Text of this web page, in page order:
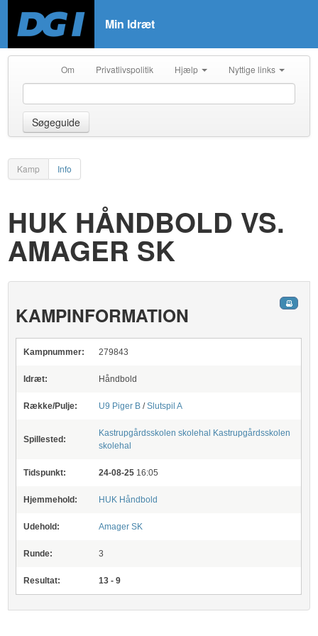
Min Idræt
Om Privatlivspolitik Hjælp Nyttige links
Søgeguide
Kamp Info
HUK HÅNDBOLD VS.
AMAGER SK
KAMPINFORMATION
Kampnummer: 279843
Idræt: Håndbold
Række/Pulje: U9 Piger B /Slutspil A
Spillested:
Kastrupgårdsskolen skolehal Kastrupgårdsskolen
skolehal
Tidspunkt: 24-08-25 16:05
Hjemmehold: HUK Håndbold
Udehold: Amager SK
Runde: 3
Resultat: 13 - 9